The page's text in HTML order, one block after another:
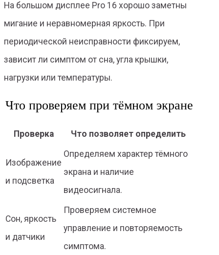
На большом дисплее Pro 16 хорошо заметны
мигание и неравномерная яркость. При
периодической неисправности фиксируем,
зависит ли симптом от сна, угла крышки,
нагрузки или температуры.
Что проверяем при тёмном экране
Проверка Что позволяет определить
Изображение
и подсветка
Определяем характер тёмного
экрана и наличие
видеосигнала.
Сон, яркость
и датчики
Проверяем системное
управление и повторяемость
симптома.